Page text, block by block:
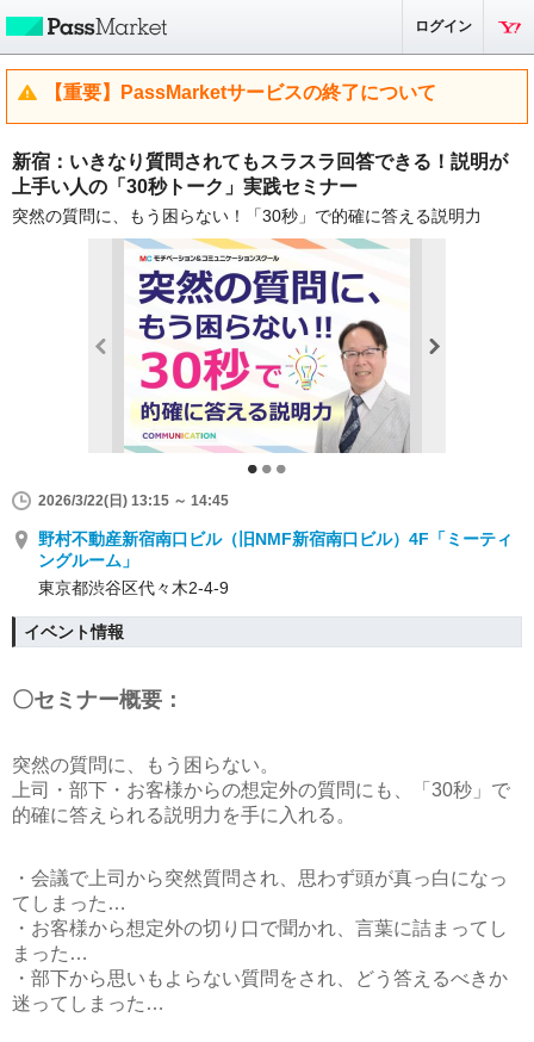
ログイン
【重要】PassMarketサービスの終了について
新宿：いきなり質問されてもスラスラ回答できる！説明が
上手い人の「30秒トーク」実践セミナー
突然の質問に、もう困らない！「30秒」で的確に答える説明力
2026/3/22(日) 13:15 ～ 14:45
野村不動産新宿南口ビル（旧NMF新宿南口ビル）4F「ミーティ
ングルーム」
東京都渋谷区代々木2-4-9
イベント情報
〇セミナー概要：
突然の質問に、もう困らない。
上司・部下・お客様からの想定外の質問にも、「30秒」で
的確に答えられる説明力を手に入れる。
・会議で上司から突然質問され、思わず頭が真っ白になっ
てしまった…
・お客様から想定外の切り口で聞かれ、言葉に詰まってし
まった…
・部下から思いもよらない質問をされ、どう答えるべきか
迷ってしまった…